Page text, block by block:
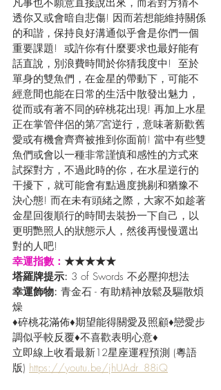
透你又或會暗自悲傷! 因而若想能維持關係
的和諧，保持良好溝通似乎會是你們一個
重要課題!  或許你有什麼要求也最好能有
話直說，別浪費時間於你猜我度中!  至於
單身的雙魚們，在金星的帶動下，可能不
經意間也能在日常的生活中散發出魅力，
從而或有著不同的碎桃花出現! 再加上水星
正在掌管伴侶的第7宮逆行，意味著新歡舊
愛或有機會齊齊被推到你面前! 當中有些雙
魚們或會以一種非常謹慎和感性的方式來
試探對方，不過此時的你，在水星逆行的
干擾下，就可能會有點過度挑剔和猶豫不
決心態! 而在未有頭緒之際，大家不如趁著
金星回復順行的時間去裝扮一下自己，以
更明艷照人的狀態示人，然後再慢慢選出
對的人吧!
幸運指數： ★★★★★
塔羅牌提示: 3 of Swords 不必壓抑想法
幸運飾物: 青金石 - 有助精神放鬆及驅散煩
燥
♦碎桃花滿佈♦期望能得關愛及照顧♦戀愛步
調似乎較反覆♦不喜歡表明心意♦
立即線上收看最新12星座運程預測 (粵語
版) https://youtu.be/jhUAdr_88iQ